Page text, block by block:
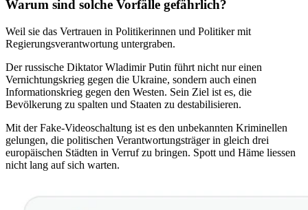
Warum sind solche Vorfälle gefährlich?
Weil sie das Vertrauen in Politikerinnen und Politiker mit
Regierungsverantwortung untergraben.
Der russische Diktator Wladimir Putin führt nicht nur einen
Vernichtungskrieg gegen die Ukraine, sondern auch einen
Informationskrieg gegen den Westen. Sein Ziel ist es, die
Bevölkerung zu spalten und Staaten zu destabilisieren.
Mit der Fake-Videoschaltung ist es den unbekannten Kriminellen
gelungen, die politischen Verantwortungsträger in gleich drei
europäischen Städten in Verruf zu bringen. Spott und Häme liessen
nicht lang auf sich warten.